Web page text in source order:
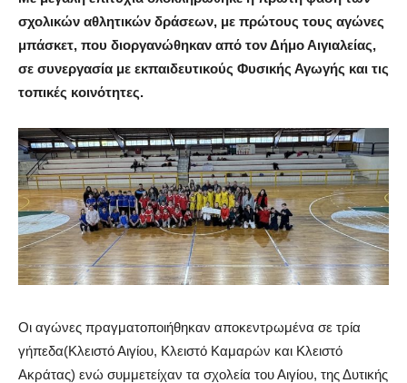
σχολικών αθλητικών δράσεων, με πρώτους τους αγώνες
μπάσκετ, που διοργανώθηκαν από τον Δήμο Αιγιαλείας,
σε συνεργασία με εκπαιδευτικούς Φυσικής Αγωγής και τις
τοπικές κοινότητες.
Οι αγώνες πραγματοποιήθηκαν αποκεντρωμένα σε τρία
γήπεδα(Κλειστό Αιγίου, Κλειστό Καμαρών και Κλειστό
Ακράτας) ενώ συμμετείχαν τα σχολεία του Αιγίου, της Δυτικής